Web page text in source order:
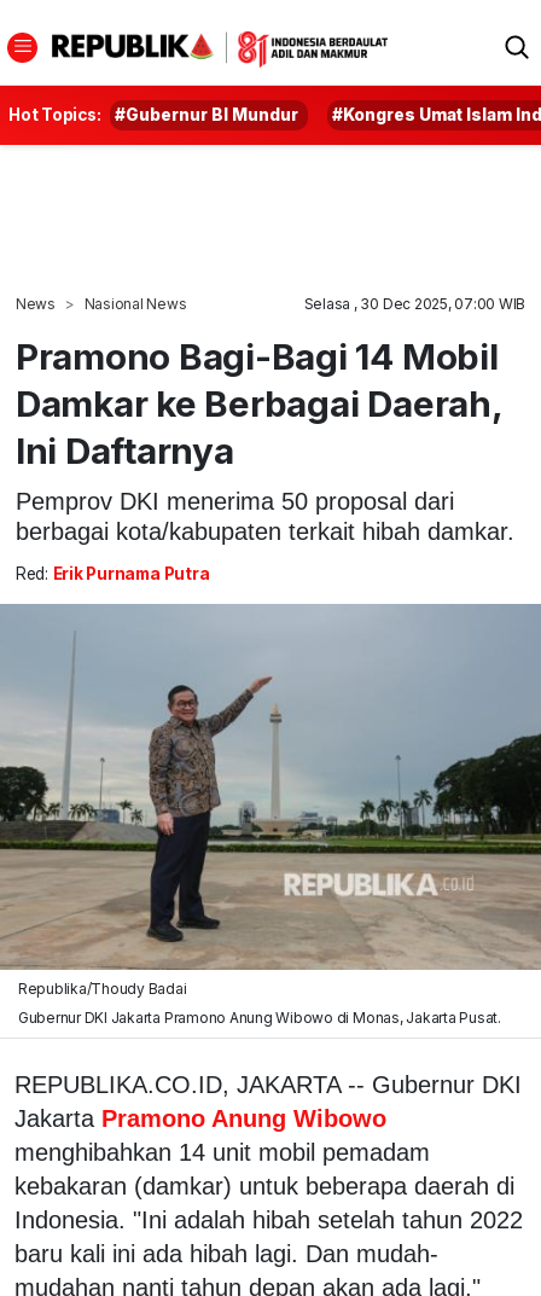
Hot Topics: #Gubernur BI Mundur #Kongres Umat Islam
News Nasional News Selasa , 30 Dec 2025, 07:00 WIB
Pramono Bagi-Bagi 14 Mobil
Damkar ke Berbagai Daerah,
Ini Daftarnya
Pemprov DKI menerima 50 proposal dari
berbagai kota/kabupaten terkait hibah damkar.
Red: Erik Purnama Putra
Republika/Thoudy Badai
Gubernur DKI Jakarta Pramono Anung Wibowo di Monas, Jakarta Pusat.
REPUBLIKA.CO.ID, JAKARTA -- Gubernur DKI
Jakarta Pramono Anung Wibowo
menghibahkan 14 unit mobil pemadam
kebakaran (damkar) untuk beberapa daerah di
Indonesia. "Ini adalah hibah setelah tahun 2022
baru kali ini ada hibah lagi. Dan mudah-
mudahan nanti tahun depan akan ada lagi,"